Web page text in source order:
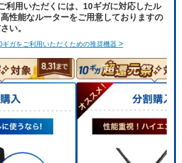
利用いただくには、10ギガに対応したル
高性能なルーターをご用意しておりますの
い。
ギガをご利用いただくための推奨機器 >